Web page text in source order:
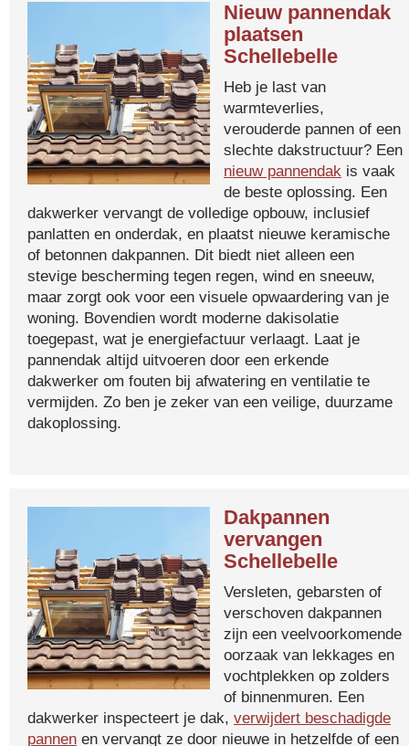
Nieuw pannendak
plaatsen
Schellebelle
Heb je last van
warmteverlies,
verouderde pannen of een
slechte dakstructuur? Een
nieuw pannendak is vaak
de beste oplossing. Een
dakwerker vervangt de volledige opbouw, inclusief
panlatten en onderdak, en plaatst nieuwe keramische
of betonnen dakpannen. Dit biedt niet alleen een
stevige bescherming tegen regen, wind en sneeuw,
maar zorgt ook voor een visuele opwaardering van je
woning. Bovendien wordt moderne dakisolatie
toegepast, wat je energiefactuur verlaagt. Laat je
pannendak altijd uitvoeren door een erkende
dakwerker om fouten bij afwatering en ventilatie te
vermijden. Zo ben je zeker van een veilige, duurzame
dakoplossing.
Dakpannen
vervangen
Schellebelle
Versleten, gebarsten of
verschoven dakpannen
zijn een veelvoorkomende
oorzaak van lekkages en
vochtplekken op zolders
of binnenmuren. Een
dakwerker inspecteert je dak, verwijdert beschadigde
pannen en vervangt ze door nieuwe in hetzelfde of een